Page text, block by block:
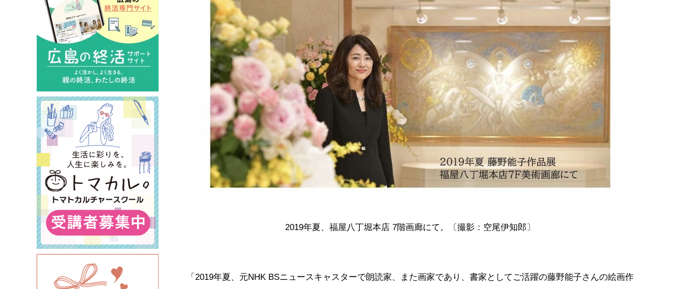
2019年夏、福屋八丁堀本店 7階画廊にて。〔撮影：空尾伊知郎〕
「2019年夏、元NHK BSニュースキャスターで朗読家、また画家であり、書家としてご活躍の藤野能子さんの絵画作